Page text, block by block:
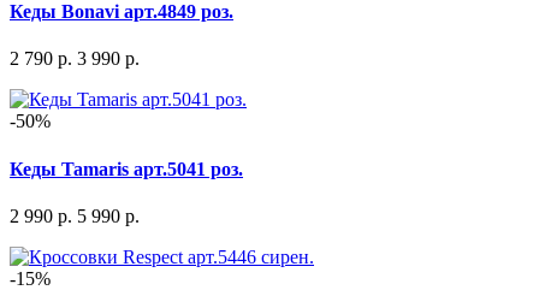
Кеды Bonavi арт.4849 роз.
2 790 р. 3 990 р.
-50%
Кеды Tamaris арт.5041 роз.
2 990 р. 5 990 р.
-15%